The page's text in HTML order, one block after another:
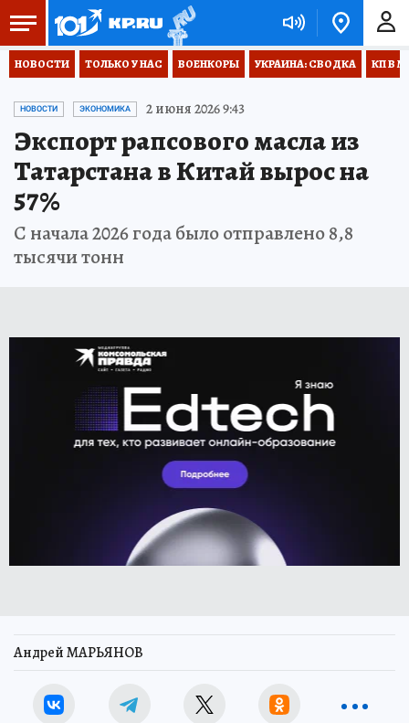
НОВОСТИ ТОЛЬКО У НАС ВОЕНКОРЫ УКРАИНА: СВОДКА КП В
НОВОСТИ ЭКОНОМИКА 2 июня 2026 9:43
Экспорт рапсового масла из
Татарстана в Китай вырос на
57%
С начала 2026 года было отправлено 8,8
тысячи тонн
Андрей МАРЬЯНОВ